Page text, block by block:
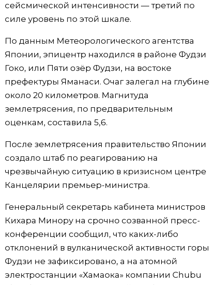
Блог
Политика
Экономика
Общество
Культура
Жизнь
Технологии
Токио
От редакции
Японский язык
Японский калейдоскоп
Семья
Еда и напитки
official SNS
сейсмической интенсивности — третий по
силе уровень по этой шкале.
По данным Метеорологического агентства
Японии, эпицентр находился в районе Фудзи
Гоко, или Пяти озёр Фудзи, на востоке
префектуры Яманаси. Очаг залегал на глубине
около 20 километров. Магнитуда
землетрясения, по предварительным
оценкам, составила 5,6.
После землетрясения правительство Японии
создало штаб по реагированию на
чрезвычайную ситуацию в кризисном центре
Канцелярии премьер-министра.
Генеральный секретарь кабинета министров
Кихара Минору на срочно созванной пресс-
конференции сообщил, что каких-либо
отклонений в вулканической активности горы
Фудзи не зафиксировано, а на атомной
электростанции «Хамаока» компании Chubu